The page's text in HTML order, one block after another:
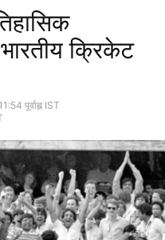
क्रिकेट
पूर्वाह्न IST